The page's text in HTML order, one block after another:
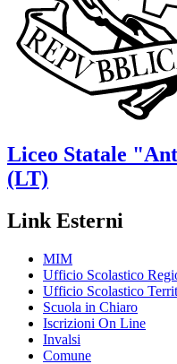
Liceo Statale
(LT)
Link Esterni
MIM
Ufficio Scolastico
Ufficio Scolastico
Scuola in Chiaro
Iscrizioni On Line
Invalsi
Comune